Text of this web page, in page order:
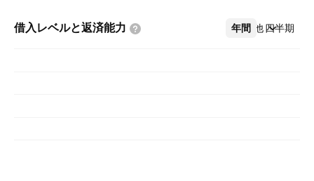
借入レベルと返済能力 年間 四半期
その他